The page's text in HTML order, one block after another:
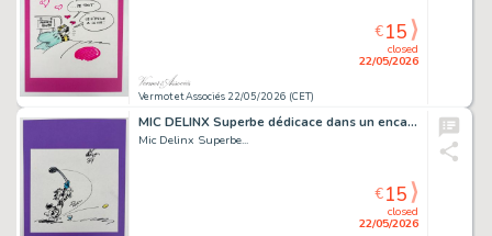
Vermot et Associés 22/05/2026 (CET)
closed
22/05/2026
€15
MIC DELINX Superbe dédicace dans un encart comportant...
Mic Delinx Superbe...
closed
22/05/2026
€15